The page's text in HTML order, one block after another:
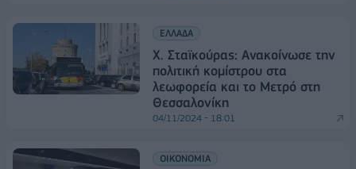
ΕΛΛΑΔΑ
Χ. Σταϊκούρας: Ανακοίνωσε την
πολιτική κομίστρου στα
λεωφορεία και το Μετρό στη
Θεσσαλονίκη
04/11/2024 - 18:01
ΟΙΚΟΝΟΜΙΑ